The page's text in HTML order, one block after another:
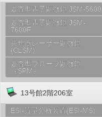
走査型電子顕微鏡 JSM-5600
走査型電子顕微鏡 JSM-
7600F
共焦点レーザー顕微鏡
(CLSM)
走査型プローブ顕微鏡
（SPM）
13号館2階206室
ESI-質量分析装置(ESI-MS)